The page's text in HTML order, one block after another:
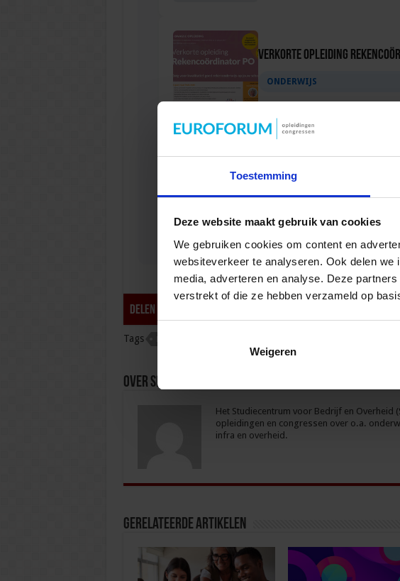
Toestemming
Deze website maakt gebruik van cookies
We gebruiken cookies om content en
websiteverkeer te analyseren. Ook delen
media, adverteren en analyse. Deze
verstrekt of die ze hebben verzameld op
Weigeren
Verkorte opleiding
ONDERWIJS
Verkorte opleiding voor de
ONDERWIJS
Delen
Tags
Over sbo
Het Studiecentrum voor Bedrijf en Overheid
opleidingen en congressen over o.a.
infra en overheid.
Gerelateerde Artikelen